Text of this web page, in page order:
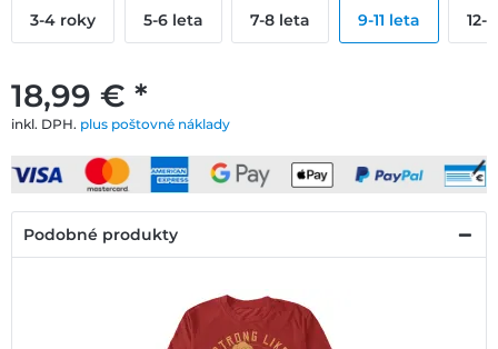
18,99 € *
inkl. DPH. plus poštovné náklady
3-4 roky 5-6 leta 7-8 leta 9-11 leta 12-
Podobné produkty